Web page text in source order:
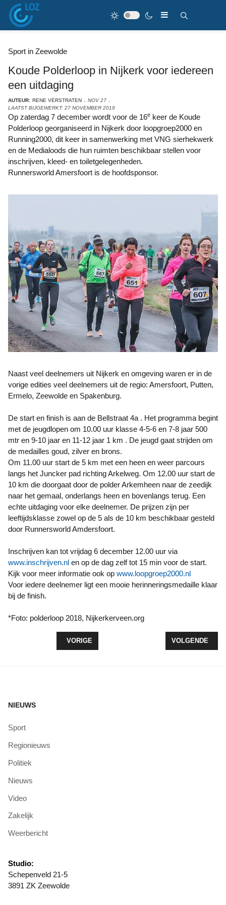
Sport in Zeewolde
Koude Polderloop in Nijkerk voor iedereen
een uitdaging
AUTEUR: RENE VERSTRATEN
NOV 27
LAATST BIJGEWERKT: 27 NOVEMBER 2019
Op zaterdag 7 december wordt voor de 16e keer de Koude
Polderloop georganiseerd in Nijkerk door loopgroep2000 en
Running2000, dit keer in samenwerking met VNG sierhekwerk
en de Medialoods die hun ruimten beschikbaar stellen voor
inschrijven, kleed- en toiletgelegenheden.
Runnersworld Amersfoort is de hoofdsponsor.
Naast veel deelnemers uit Nijkerk en omgeving waren er in de
vorige edities veel deelnemers uit de regio: Amersfoort, Putten,
Ermelo, Zeewolde en Spakenburg.
De start en finish is aan de Bellstraat 4a . Het programma begint
met de jeugdlopen om 10.00 uur klasse 4-5-6 en 7-8 jaar 500
mtr en 9-10 jaar en 11-12 jaar 1 km . De jeugd gaat strijden om
de medailles goud, zilver en brons.
Om 11.00 uur start de 5 km met een heen en weer parcours
langs het Juncker pad richting Arkelweg. Om 12.00 uur start de
10 km die doorgaat door de polder Arkemheen naar de zeedijk
naar het gemaal, onderlangs heen en bovenlangs terug. Een
echte uitdaging voor elke deelnemer. De prijzen zijn per
leeftijdsklasse zowel op de 5 als de 10 km beschikbaar gesteld
door Runnersworld Amdersfoort.
Inschrijven kan tot vrijdag 6 december 12.00 uur via
www.inschrijven.nl en op de dag zelf tot 15 min voor de start.
Kijk voor meer informatie ook op www.loopgroep2000.nl
Voor iedere deelnemer ligt een mooie herinneringsmedaille klaar
bij de finish.
*Foto: polderloop 2018, Nijkerkerveen.org
VORIG ARTIKEL: SAMEN NAAR HET LOKAAL
VORIGE VOLGENDE
VOLGENDE
NIEUWS
Sport
Regionieuws
Politiek
Nieuws
Video
Zakelijk
Weerbericht
Studio:
Schepenveld 21-5
3891 ZK Zeewolde